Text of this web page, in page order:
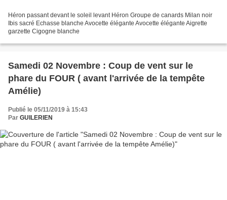
Héron passant devant le soleil levant Héron Groupe de canards Milan noir
Ibis sacré Echasse blanche Avocette élégante Avocette élégante Aigrette
garzette Cigogne blanche
Samedi 02 Novembre : Coup de vent sur le
phare du FOUR ( avant l'arrivée de la tempête
Amélie)
Publié le 05/11/2019 à 15:43
Par GUILERIEN